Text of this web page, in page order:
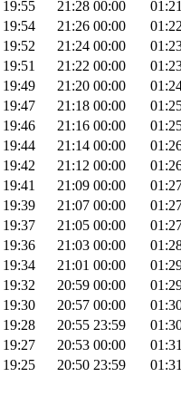
19:55 21:28 00:00
01:21
19:54 21:26 00:00
19:52 21:24 00:00
19:51 21:22 00:00
19:49 21:20 00:00
19:47 21:18 00:00
19:46 21:16 00:00
19:44 21:14 00:00
19:42 21:12 00:00
19:41 21:09 00:00
19:39 21:07 00:00
19:37 21:05 00:00
19:36 21:03 00:00
19:34 21:01 00:00
19:32 20:59 00:00
19:30 20:57 00:00
19:28 20:55 23:59
19:27 20:53 00:00
01:31
19:25 20:50 23:59 01:31